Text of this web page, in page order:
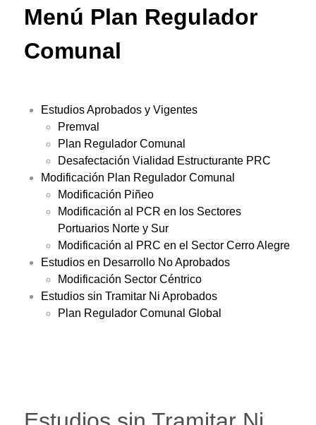
Menú Plan Regulador
Comunal
Estudios Aprobados y Vigentes
Premval
Plan Regulador Comunal
Desafectación Vialidad Estructurante PRC
Modificación Plan Regulador Comunal
Modificación Piñeo
Modificación al PCR en los Sectores
Portuarios Norte y Sur
Modificación al PRC en el Sector Cerro Alegre
Estudios en Desarrollo No Aprobados
Modificación Sector Céntrico
Estudios sin Tramitar Ni Aprobados
Plan Regulador Comunal Global